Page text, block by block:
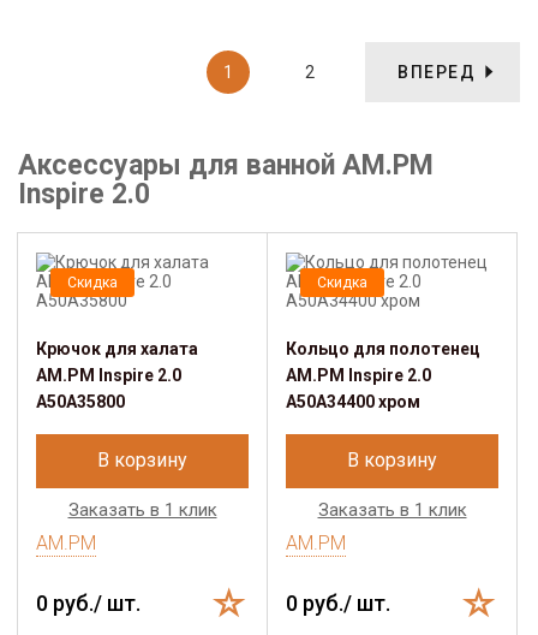
1 2 ВПЕРЕД
Аксессуары для ванной AM.PM
Inspire 2.0
Скидка
Крючок для халата
AM.PM Inspire 2.0
A50A35800
В корзину
Заказать в 1 клик
AM.PM
0 руб./ шт.
Скидка
Кольцо для полотенец
AM.PM Inspire 2.0
A50A34400 хром
В корзину
Заказать в 1 клик
AM.PM
0 руб./ шт.